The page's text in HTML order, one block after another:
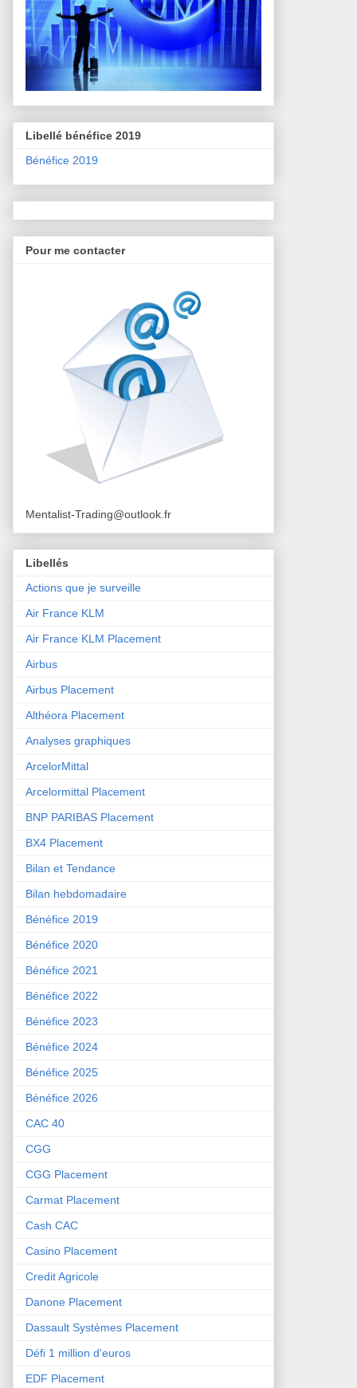
Libellé bénéfice 2019
Bénéfice 2019
Pour me contacter
Mentalist-Trading@outlook.fr
Libellés
Actions que je surveille
Air France KLM
Air France KLM Placement
Airbus
Airbus Placement
Althéora Placement
Analyses graphiques
ArcelorMittal
Arcelormittal Placement
BNP PARIBAS Placement
BX4 Placement
Bilan et Tendance
Bilan hebdomadaire
Bénéfice 2019
Bénéfice 2020
Bénéfice 2021
Bénéfice 2022
Bénéfice 2023
Bénéfice 2024
Bénéfice 2025
Bénéfice 2026
CAC 40
CGG
CGG Placement
Carmat Placement
Cash CAC
Casino Placement
Credit Agricole
Danone Placement
Dassault Systèmes Placement
Défi 1 million d'euros
EDF Placement